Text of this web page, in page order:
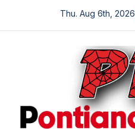
Thu. Aug 6th, 2026